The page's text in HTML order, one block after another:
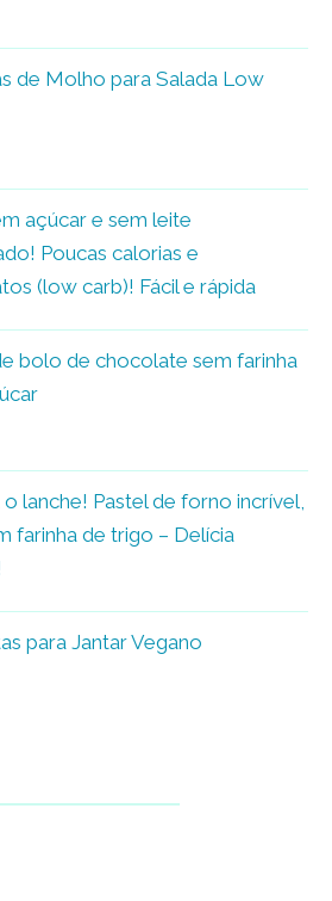
de Molho para Salada Low
açúcar e sem leite
Poucas calorias e
(low carb)! Fácil e rápida
bolo de chocolate sem farinha
lanche! Pastel de forno incrível,
farinha de trigo – Delícia
para Jantar Vegano